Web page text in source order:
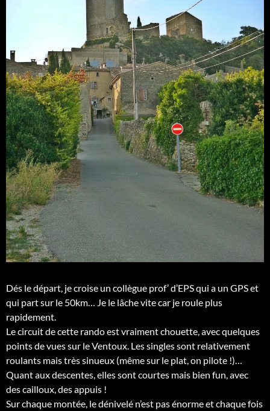
Dés le départ, je croise un collègue prof’ d’EPS qui a un GPS et
qui part sur le 50km… Je le lâche vite car je roule plus
rapidement.
Le circuit de cette rando est vraiment chouette, avec quelques
points de vues sur le Ventoux. Les singles sont relativement
roulants mais très sinueux (même sur le plat, on pilote !)…
Quant aux descentes, elles sont courtes mais bien fun, avec
des cailloux, des appuis !
Sur chaque montée, le dénivelé n’est pas énorme et chaque fois